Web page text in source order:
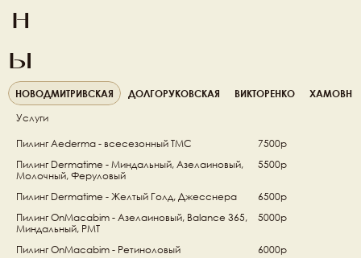
н
ы
НОВОДМИТРИВСКАЯ ДОЛГОРУКОВСКАЯ ВИКТОРЕНКО
Услуги
Пилинг Aederma - всесезонный TMC
7500р
Пилинг Dermatime - Миндальный, Азелаиновый,
Молочный, Феруловый
5500р
Пилинг Dermatime - Желтый Голд, Джесснера
6500р
Пилинг OnMacabim - Азелаиновый, Balance 365,
Миндальный, PMT
5000р
Пилинг OnMacabim - Ретиноловый
6000р